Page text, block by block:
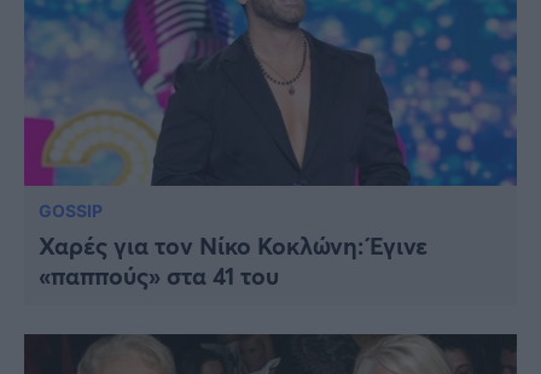
GOSSIP
Χαρές για τοv Νίκο Κοκλώνη: Έγινε
«παππούς» στα 41 του